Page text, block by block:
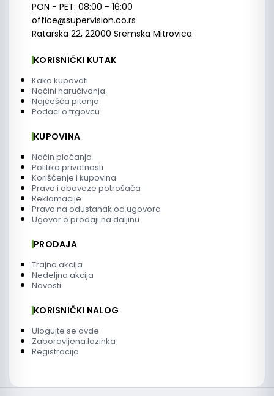
PON - PET: 08:00 - 16:00
office@supervision.co.rs
Ratarska 22, 22000 Sremska Mitrovica
KORISNIČKI KUTAK
Kako kupovati
Načini naručivanja
Najčešća pitanja
Podaci o trgovcu
KUPOVINA
Način plaćanja
Politika privatnosti
Korišćenje i kupovina
Prava i obaveze potrošača
Reklamacije
Pravo na odustanak od ugovora
Ugovor o prodaji na daljinu
PRODAJA
Trajna akcija
Nedeljna akcija
Novosti
KORISNIČKI NALOG
Ulogujte se ovde
Zaboravljena lozinka
Registracija